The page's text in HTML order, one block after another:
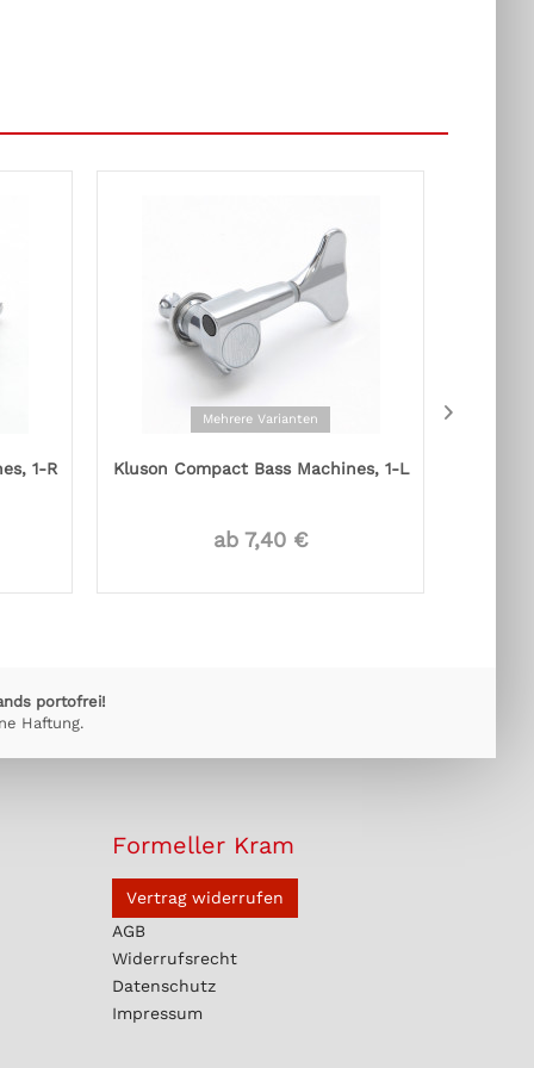
1-R
Mehrere Varianten
Kluson Compact Bass Machines, 1-L
ab 7,40 €
portofrei!
Haftung.
Formeller Kram
Vertrag widerrufen
AGB
Widerrufsrecht
Datenschutz
Impressum